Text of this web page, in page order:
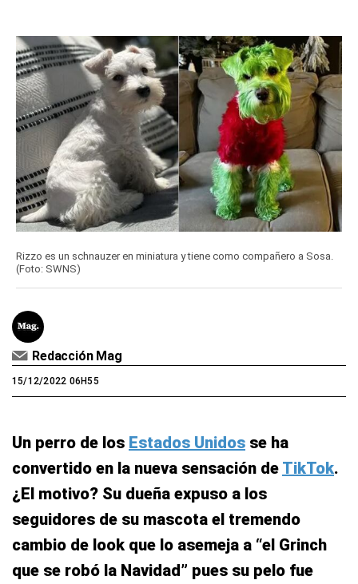
Rizzo es un schnauzer en miniatura y tiene como compañero a Sosa.
(Foto: SWNS)
Redacción Mag
15/12/2022 06H55
Un perro de los Estados Unidos se ha
convertido en la nueva sensación de TikTok.
¿El motivo? Su dueña expuso a los
seguidores de su mascota el tremendo
cambio de look que lo asemeja a “el Grinch
que se robó la Navidad” pues su pelo fue